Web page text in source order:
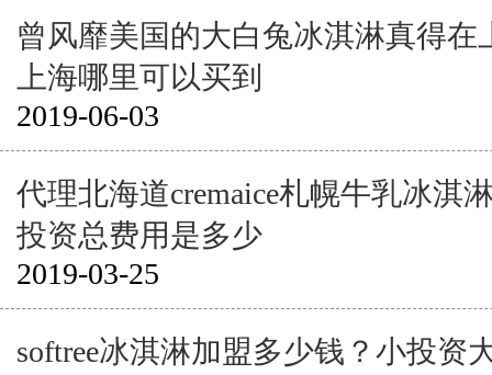
曾风靡美国的大白兔冰淇淋真得在
上海哪里可以买到
2019-06-03
代理北海道cremaice札幌牛乳冰淇
投资总费用是多少
2019-03-25
softree冰淇淋加盟多少钱？小投资